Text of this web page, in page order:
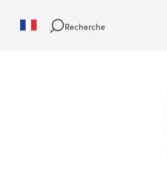
Recherche